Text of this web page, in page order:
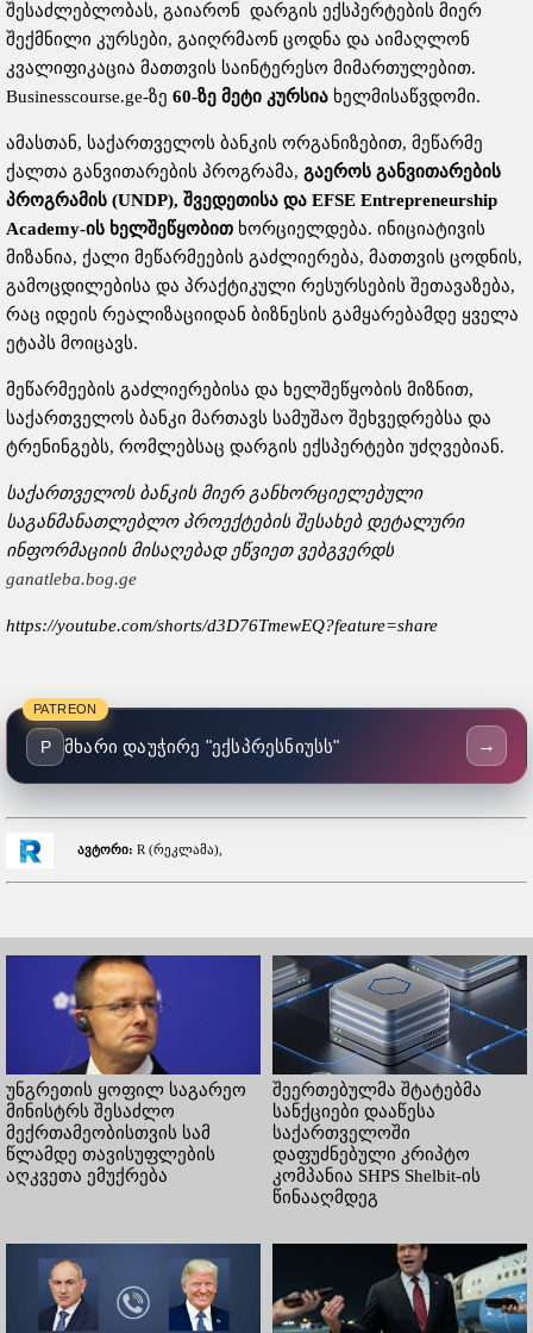
შესაძლებლობას, გაიარონ დარგის ექსპერტების მიერ
შექმნილი კურსები, გაიღრმაონ ცოდნა და აიმაღლონ
კვალიფიკაცია მათთვის საინტერესო მიმართულებით.
Businesscourse.ge-ზე 60-ზე მეტი კურსია ხელმისაწვდომი.
ამასთან, საქართველოს ბანკის ორგანიზებით, მეწარმე
ქალთა განვითარების პროგრამა, გაეროს განვითარების
პროგრამის (UNDP), შვედეთისა და EFSE Entrepreneurship
Academy-ის ხელშეწყობით ხორციელდება. ინიციატივის
მიზანია, ქალი მეწარმეების გაძლიერება, მათთვის ცოდნის,
გამოცდილებისა და პრაქტიკული რესურსების შეთავაზება,
რაც იდეის რეალიზაციიდან ბიზნესის გამყარებამდე ყველა
ეტაპს მოიცავს.
მეწარმეების გაძლიერებისა და ხელშეწყობის მიზნით,
საქართველოს ბანკი მართავს სამუშაო შეხვედრებსა და
ტრენინგებს, რომლებსაც დარგის ექსპერტები უძღვებიან.
საქართველოს ბანკის მიერ განხორციელებული
საგანმანათლებლო პროექტების შესახებ დეტალური
ინფორმაციის მისაღებად ეწვიეთ ვებგვერდს
ganatleba.bog.ge
https://youtube.com/shorts/d3D76TmewEQ?feature=share
PATREON
P მხარი დაუჭირე "ექსპრესნიუსს" →
ავტორი: R (რეკლამა),
უნგრეთის ყოფილ საგარეო
მინისტრს შესაძლო
მექრთამეობისთვის სამ
წლამდე თავისუფლების
აღკვეთა ემუქრება
შეერთებულმა შტატებმა
სანქციები დააწესა
საქართველოში
დაფუძნებული კრიპტო
კომპანია SHPS Shelbit-ის
წინააღმდეგ